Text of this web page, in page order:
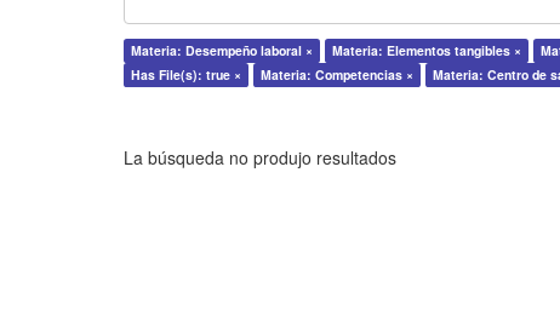
Materia: Desempeño laboral × Materia: Elementos tangibles ×
Has File(s): true ×
Materia: Competencias × Materia: Centro de
La búsqueda no produjo resultados